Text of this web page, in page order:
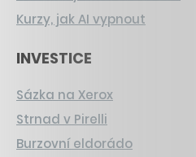
Kurzy, jak AI vypnout
INVESTICE
Sázka na Xerox
Strnad v Pirelli
Burzovní eldorádo